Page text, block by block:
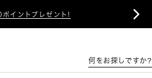
イントプレゼント! 
何をお探しですか?